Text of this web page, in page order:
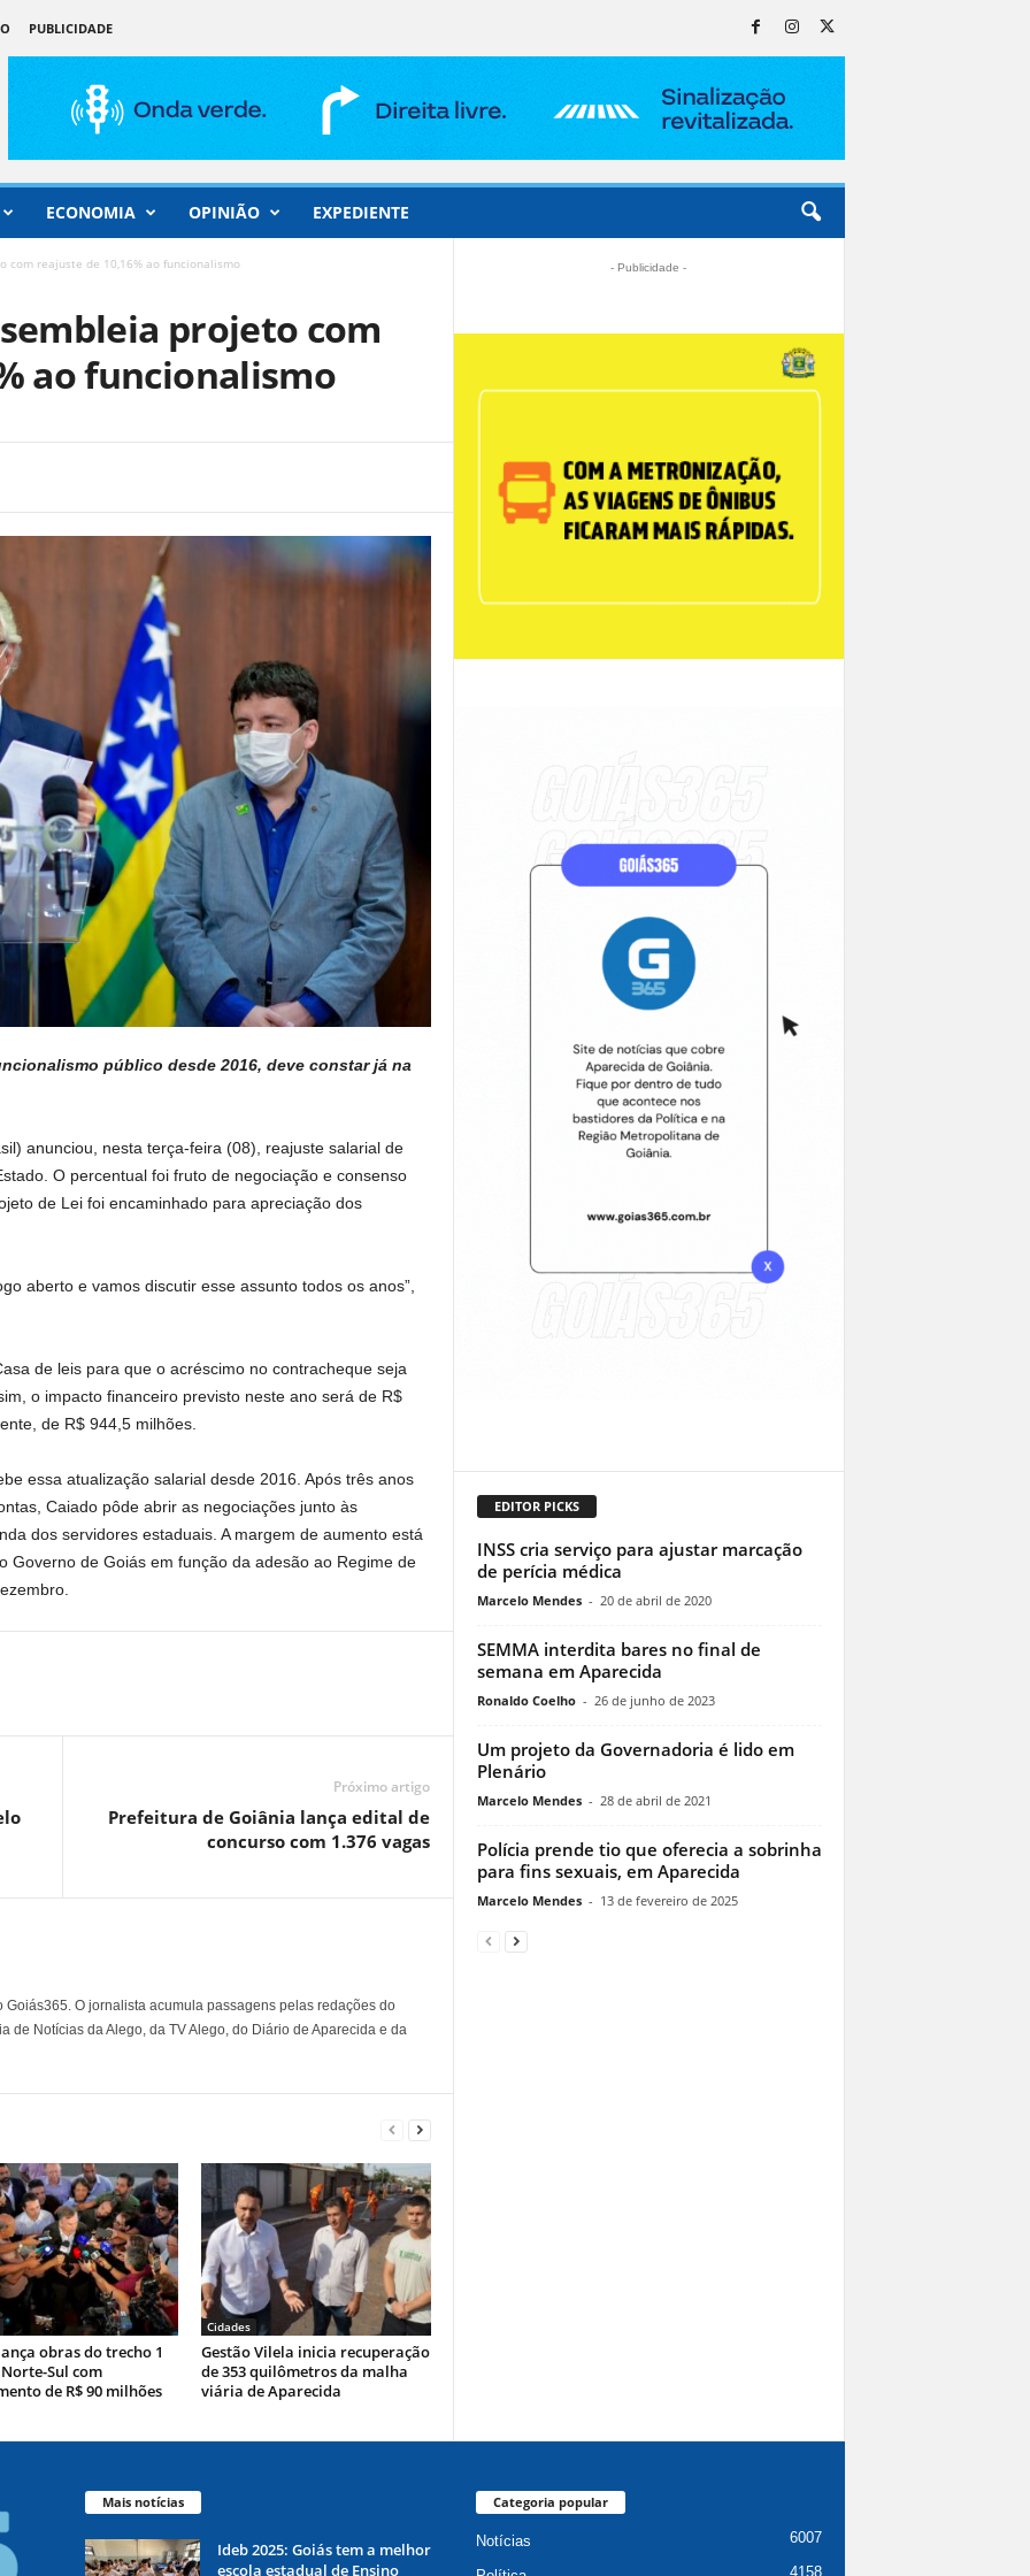
PUBLICIDADE
ECONOMIA OPINIÃO EXPEDIENTE
com reajuste de 10,16% ao funcionalismo
projeto com
ao funcionalismo
público desde 2016, deve constar já na
anunciou, nesta terça-feira (08), reajuste salarial de
O percentual foi fruto de negociação e consenso
de Lei foi encaminhado para apreciação dos
aberto e vamos discutir esse assunto todos os anos”,
de leis para que o acréscimo no contracheque seja
o impacto financeiro previsto neste ano será de R$
de R$ 944,5 milhões.
essa atualização salarial desde 2016. Após três anos
Caiado pôde abrir as negociações junto às
dos servidores estaduais. A margem de aumento está
Governo de Goiás em função da adesão ao Regime de
Próximo artigo
Prefeitura de Goiânia lança edital de
concurso com 1.376 vagas
Goiás365. O jornalista acumula passagens pelas redações do
de Notícias da Alego, da TV Alego, do Diário de Aparecida e da
obras do trecho 1
Sul com
de R$ 90 milhões
Cidades
Gestão Vilela inicia recuperação
de 353 quilômetros da malha
viária de Aparecida
- Publicidade -
EDITOR PICKS
INSS cria serviço para ajustar marcação
de perícia médica
Marcelo Mendes - 20 de abril de 2020
SEMMA interdita bares no final de
semana em Aparecida
Ronaldo Coelho - 26 de junho de 2023
Um projeto da Governadoria é lido em
Plenário
Marcelo Mendes - 28 de abril de 2021
Polícia prende tio que oferecia a sobrinha
para fins sexuais, em Aparecida
Marcelo Mendes - 13 de fevereiro de 2025
Mais notícias
Ideb 2025: Goiás tem a melhor
escola estadual de Ensino
Categoria popular
Notícias 6007
4158